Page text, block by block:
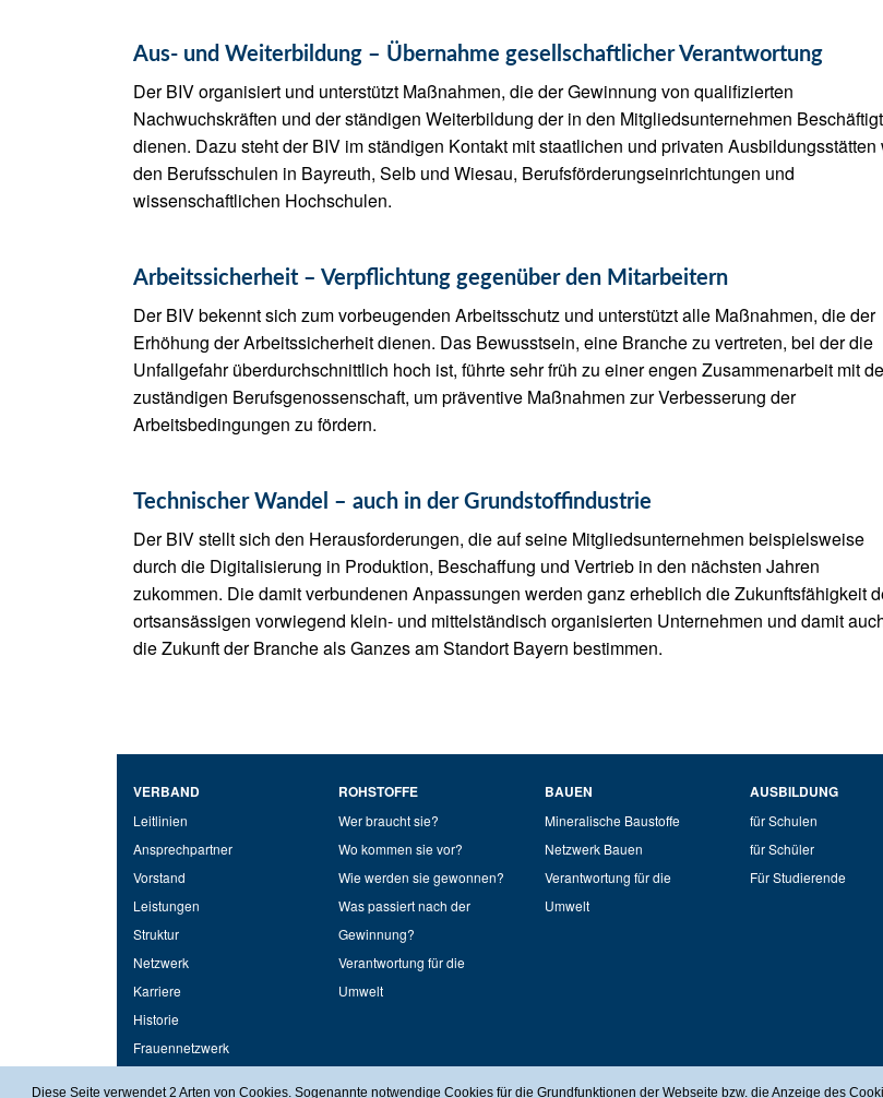
Diese Seite verwendet 2 Arten von Cookies. Sogenannte notwendige Cookies für die Grundfunktionen der Webseite bzw. die Anzeige des
Aus- und Weiterbildung – Übernahme gesellschaftlicher Verantwortung
Der BIV organisiert und unterstützt Maßnahmen, die der Gewinnung von qualifizierten
Nachwuchskräften und der ständigen Weiterbildung der in den Mitgliedsunternehmen
dienen. Dazu steht der BIV im ständigen Kontakt mit staatlichen und privaten Ausbildungsstätten
den Berufsschulen in Bayreuth, Selb und Wiesau, Berufsförderungseinrichtungen und
wissenschaftlichen Hochschulen.
Arbeitssicherheit – Verpflichtung gegenüber den Mitarbeitern
Der BIV bekennt sich zum vorbeugenden Arbeitsschutz und unterstützt alle Maßnahmen, die der
Erhöhung der Arbeitssicherheit dienen. Das Bewusstsein, eine Branche zu vertreten, bei der die
Unfallgefahr überdurchschnittlich hoch ist, führte sehr früh zu einer engen Zusammenarbeit mit
zuständigen Berufsgenossenschaft, um präventive Maßnahmen zur Verbesserung der
Arbeitsbedingungen zu fördern.
Technischer Wandel – auch in der Grundstoffindustrie
Der BIV stellt sich den Herausforderungen, die auf seine Mitgliedsunternehmen beispielsweise
durch die Digitalisierung in Produktion, Beschaffung und Vertrieb in den nächsten Jahren
zukommen. Die damit verbundenen Anpassungen werden ganz erheblich die Zukunftsfähigkeit
ortsansässigen vorwiegend klein- und mittelständisch organisierten Unternehmen und damit
die Zukunft der Branche als Ganzes am Standort Bayern bestimmen.
VERBAND
Leitlinien
Ansprechpartner
Vorstand
Leistungen
Struktur
Netzwerk
Karriere
Historie
Frauennetzwerk
ROHSTOFFE
Wer braucht sie?
Wo kommen sie vor?
Wie werden sie gewonnen?
Was passiert nach der
Gewinnung?
Verantwortung für die
Umwelt
BAUEN
Mineralische Baustoffe
Netzwerk Bauen
Verantwortung für die
Umwelt
AUSBILDUNG
für Schulen
für Schüler
Für Studierende